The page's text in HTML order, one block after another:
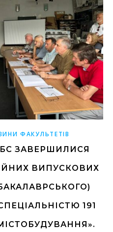
ФАКУЛЬТЕТІВ
ЗАВЕРШИЛИСЯ
ВИПУСКОВИХ
191